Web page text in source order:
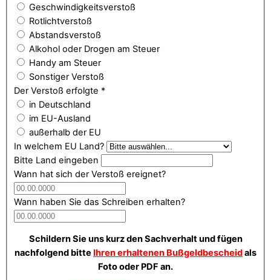
Geschwindigkeitsverstoß
Rotlichtverstoß
Abstandsverstoß
Alkohol oder Drogen am Steuer
Handy am Steuer
Sonstiger Verstoß
Der Verstoß erfolgte *
in Deutschland
im EU-Ausland
außerhalb der EU
In welchem EU Land?
Bitte Land eingeben
Wann hat sich der Verstoß ereignet?
Wann haben Sie das Schreiben erhalten?
Schildern Sie uns kurz den Sachverhalt und fügen
nachfolgend bitte Ihren erhaltenen Bußgeldbescheidals
Foto oder PDF an.